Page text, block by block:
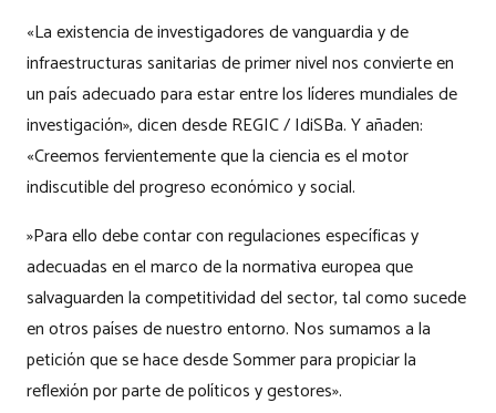
«La existencia de investigadores de vanguardia y de
infraestructuras sanitarias de primer nivel nos convierte en
un país adecuado para estar entre los líderes mundiales de
investigación», dicen desde REGIC / IdiSBa. Y añaden:
«Creemos fervientemente que la ciencia es el motor
indiscutible del progreso económico y social.
»Para ello debe contar con regulaciones específicas y
adecuadas en el marco de la normativa europea que
salvaguarden la competitividad del sector, tal como sucede
en otros países de nuestro entorno. Nos sumamos a la
petición que se hace desde Sommer para propiciar la
reflexión por parte de políticos y gestores».